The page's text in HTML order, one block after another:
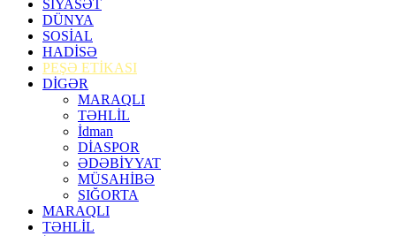
SİYASƏT
DÜNYA
SOSİAL
HADİSƏ
PEŞƏ ETİKASI
DİGƏR
MARAQLI
TƏHLİL
İdman
DİASPOR
ƏDƏBİYYAT
MÜSAHİBƏ
SIĞORTA
MARAQLI
TƏHLİL